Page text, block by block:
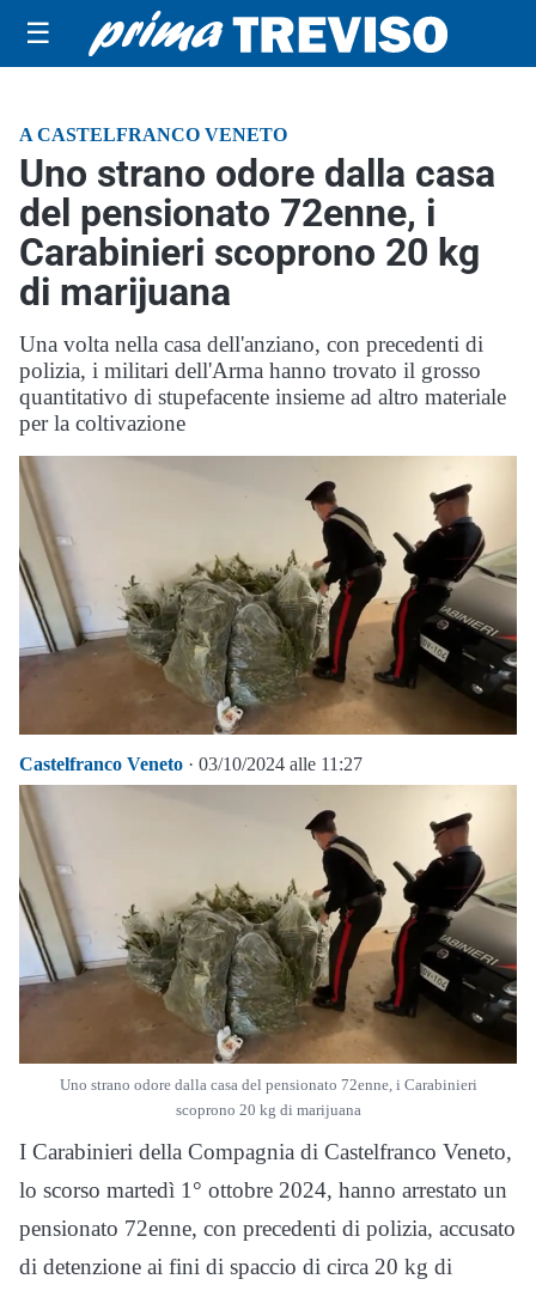
☰
A CASTELFRANCO VENETO
Uno strano odore dalla casa
del pensionato 72enne, i
Carabinieri scoprono 20 kg
di marijuana
Una volta nella casa dell'anziano, con precedenti di
polizia, i militari dell'Arma hanno trovato il grosso
quantitativo di stupefacente insieme ad altro materiale
per la coltivazione
Castelfranco Veneto · 03/10/2024 alle 11:27
Uno strano odore dalla casa del pensionato 72enne, i Carabinieri
scoprono 20 kg di marijuana
I Carabinieri della Compagnia di Castelfranco Veneto,
lo scorso martedì 1° ottobre 2024, hanno arrestato un
pensionato 72enne, con precedenti di polizia, accusato
di detenzione ai fini di spaccio di circa 20 kg di